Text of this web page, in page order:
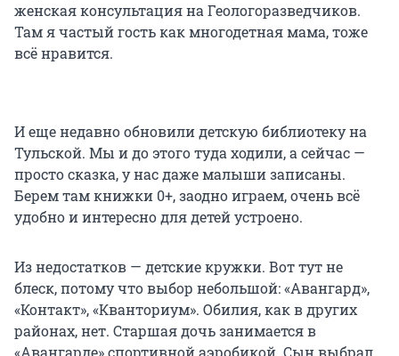
женская консультация на Геологоразведчиков.
Там я частый гость как многодетная мама, тоже
всё нравится.
И еще недавно обновили детскую библиотеку на
Тульской. Мы и до этого туда ходили, а сейчас —
просто сказка, у нас даже малыши записаны.
Берем там книжки 0+, заодно играем, очень всё
удобно и интересно для детей устроено.
Из недостатков — детские кружки. Вот тут не
блеск, потому что выбор небольшой: «Авангард»,
«Контакт», «Кванториум». Обилия, как в других
районах, нет. Старшая дочь занимается в
«Авангарде» спортивной аэробикой. Сын выбрал